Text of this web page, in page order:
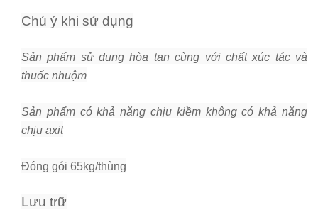
Chú ý khi sử dụng
Sản phẩm sử dụng hòa tan cùng với chất xúc tác và
thuốc nhuộm
Sản phẩm có khả năng chịu kiềm không có khả năng
chịu axit
Đóng gói 65kg/thùng
Lưu trữ